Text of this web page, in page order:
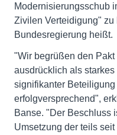
Modernisierungsschub
Zivilen Verteidigung"
Bundesregierung heißt.
"Wir begrüßen den
ausdrücklich als
signifikanter
erfolgversprechend",
Banse. "Der Beschluss
Umsetzung der teils